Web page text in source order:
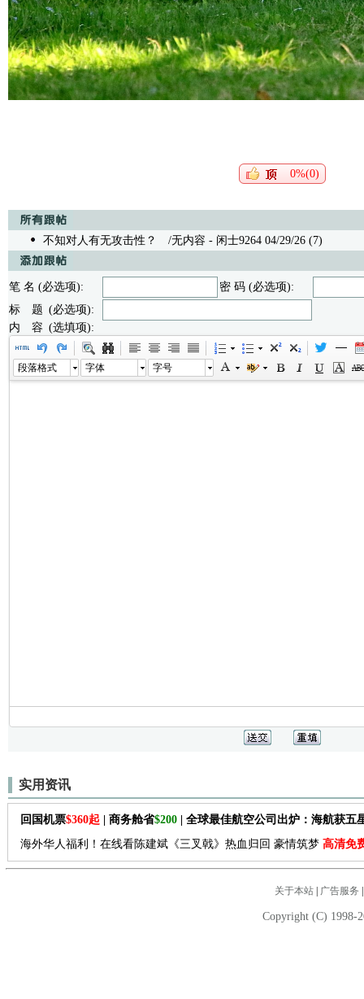
0%(0)
不知对人有无攻击性？ /无内容 - 闲士9264 04/29/26 (7)
笔 名 (必选项):
密 码 (必选项):
标 题 (必选项):
内 容 (选填项):
段落格式 字体 字号
实用资讯
回国机票$360起 | 商务舱省$200 | 全球最佳航空公司出炉：海航获五
海外华人福利！在线看陈建斌《三叉戟》热血归回 豪情筑梦 高清免
关于本站| 广告服务
Copyright (C) 1998-